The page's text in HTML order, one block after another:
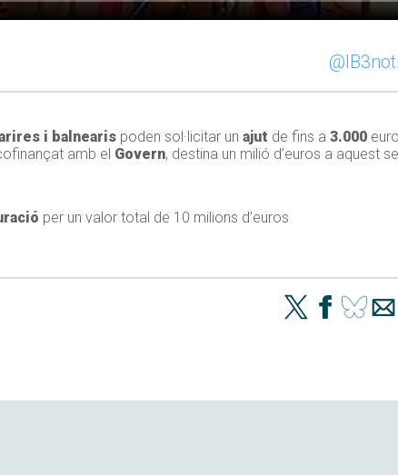
i balnearis poden sol·licitar un ajut de fins a 3.000
amb el Govern, destina un milió d’euros a aquest
per un valor total de 10 milions d’euros